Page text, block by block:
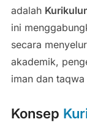
adalah
ini
secara
akademik,
iman dan
Konsep